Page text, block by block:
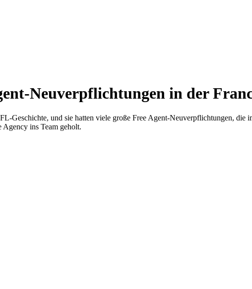
Neuverpflichtungen in der
Geschichte, und sie hatten viele große Free Agent-Neuverpflichtungen,
Agency ins Team geholt.